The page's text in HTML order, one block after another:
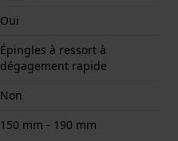
Oui
Épingles à ressort à
dégagement rapide
Non
150 mm - 190 mm